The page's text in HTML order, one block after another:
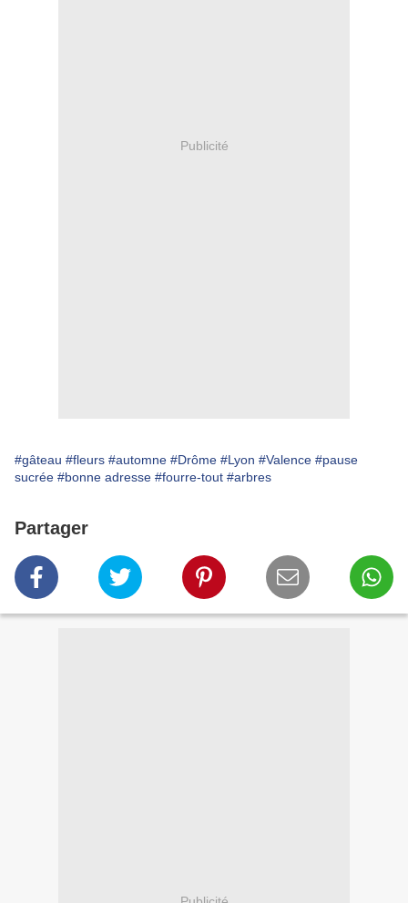
Publicité
#gâteau #fleurs #automne #Drôme #Lyon #Valence #pause
sucrée #bonne adresse #fourre-tout #arbres
Partager